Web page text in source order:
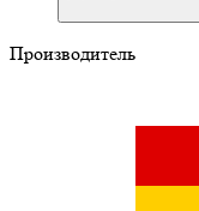
Производитель